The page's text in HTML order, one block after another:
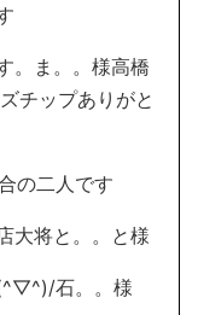
。ま。。様高橋
チップありがと
の二人です
大将と。。と様
石。。様